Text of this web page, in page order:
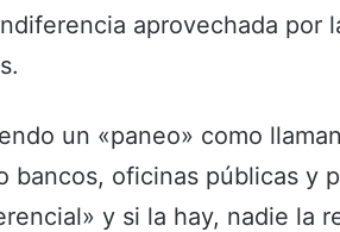
aprovechada por
un «paneo» como
bancos, oficinas públicas y
y si la hay, nadie la